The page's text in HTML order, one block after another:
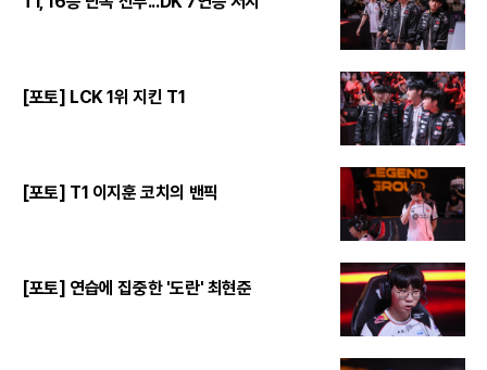
[포토] LCK 1위 지킨 T1
[포토] T1 이지훈 코치의 밴픽
[포토] 연습에 집중한 '도란' 최현준